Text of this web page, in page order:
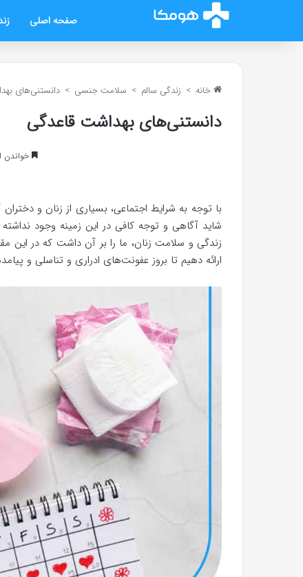
صفحه اصلی
خانه > زندگی سالم > سلامت جنسی > دانستنی‌های
دانستنی‌های بهداشت قاعدگی
خواندن این
با توجه به شرایط اجتماعی، بسیاری از زنان و
شاید آگاهی و توجه کافی در این زمینه وجود
زندگی و سلامت زنان، ما را بر آن داشت که در این
ارائه دهیم تا بروز عفونت‌های ادراری و تناسلی و